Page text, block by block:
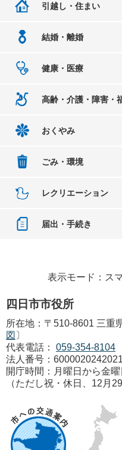
引越し・住まい
結婚・離婚
健康・医療
高齢・介護・障害・
おくやみ
ごみ・環境
レクリエーション
届出・手続き
表示モード：ス
四日市市役所
所在地：〒510-8601 三重
図 〕
代表電話：
059-354-8104
法人番号：6000020242021
開庁時間：月曜日から金
（ただし祝・休日、12月